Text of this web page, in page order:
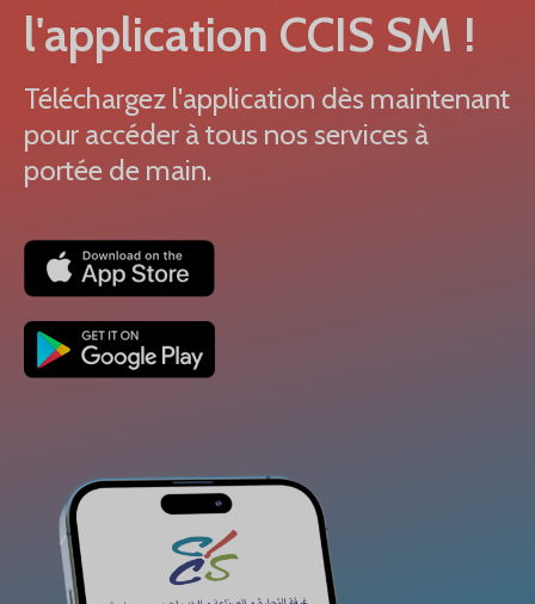
l'application CCIS SM !
Téléchargez l'application dès maintenant
pour accéder à tous nos services à
portée de main.